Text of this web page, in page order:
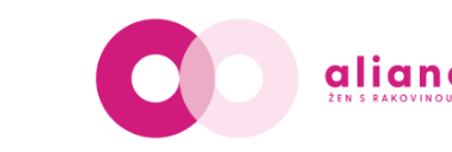
Přeskočit